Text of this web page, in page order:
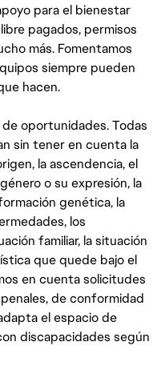
para el bienestar
pagados, permisos
más. Fomentamos
siempre pueden
hacen.
oportunidades. Todas
sin tener en cuenta la
la ascendencia, el
o su expresión, la
genética, la
los
familiar, la situación
que quede bajo el
en cuenta solicitudes
de conformidad
el espacio de
discapacidades según